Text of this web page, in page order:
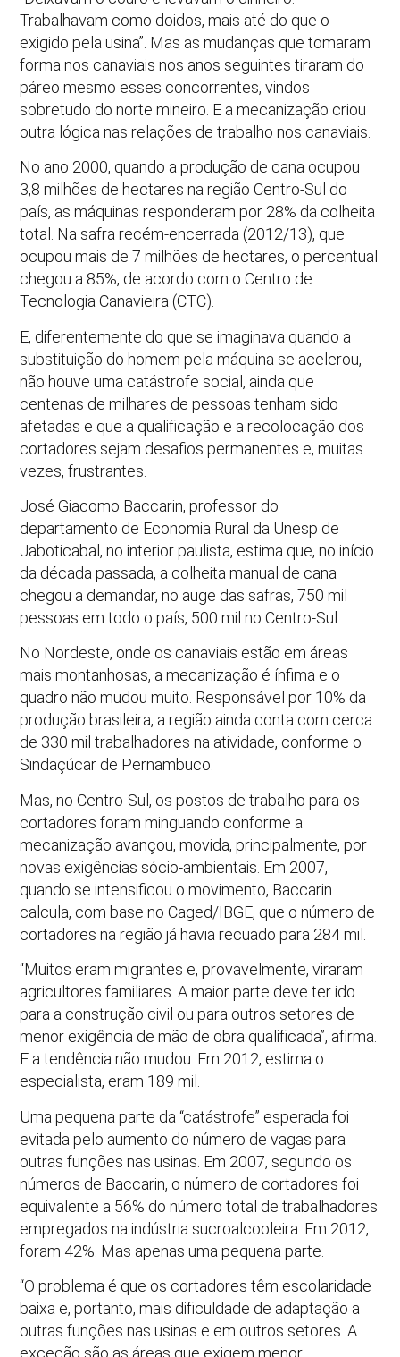
Trabalhavam como doidos, mais até do que o
exigido pela usina”. Mas as mudanças que tomaram
forma nos canaviais nos anos seguintes tiraram do
páreo mesmo esses concorrentes, vindos
sobretudo do norte mineiro. E a mecanização criou
outra lógica nas relações de trabalho nos canaviais.
No ano 2000, quando a produção de cana ocupou
3,8 milhões de hectares na região Centro-Sul do
país, as máquinas responderam por 28% da colheita
total. Na safra recém-encerrada (2012/13), que
ocupou mais de 7 milhões de hectares, o percentual
chegou a 85%, de acordo com o Centro de
Tecnologia Canavieira (CTC).
E, diferentemente do que se imaginava quando a
substituição do homem pela máquina se acelerou,
não houve uma catástrofe social, ainda que
centenas de milhares de pessoas tenham sido
afetadas e que a qualificação e a recolocação dos
cortadores sejam desafios permanentes e, muitas
vezes, frustrantes.
José Giacomo Baccarin, professor do
departamento de Economia Rural da Unesp de
Jaboticabal, no interior paulista, estima que, no início
da década passada, a colheita manual de cana
chegou a demandar, no auge das safras, 750 mil
pessoas em todo o país, 500 mil no Centro-Sul.
No Nordeste, onde os canaviais estão em áreas
mais montanhosas, a mecanização é ínfima e o
quadro não mudou muito. Responsável por 10% da
produção brasileira, a região ainda conta com cerca
de 330 mil trabalhadores na atividade, conforme o
Sindaçúcar de Pernambuco.
Mas, no Centro-Sul, os postos de trabalho para os
cortadores foram minguando conforme a
mecanização avançou, movida, principalmente, por
novas exigências sócio-ambientais. Em 2007,
quando se intensificou o movimento, Baccarin
calcula, com base no Caged/IBGE, que o número de
cortadores na região já havia recuado para 284 mil.
“Muitos eram migrantes e, provavelmente, viraram
agricultores familiares. A maior parte deve ter ido
para a construção civil ou para outros setores de
menor exigência de mão de obra qualificada”, afirma.
E a tendência não mudou. Em 2012, estima o
especialista, eram 189 mil.
Uma pequena parte da “catástrofe” esperada foi
evitada pelo aumento do número de vagas para
outras funções nas usinas. Em 2007, segundo os
números de Baccarin, o número de cortadores foi
equivalente a 56% do número total de trabalhadores
empregados na indústria sucroalcooleira. Em 2012,
foram 42%. Mas apenas uma pequena parte.
“O problema é que os cortadores têm escolaridade
baixa e, portanto, mais dificuldade de adaptação a
outras funções nas usinas e em outros setores. A
exceção são as áreas que exigem menor